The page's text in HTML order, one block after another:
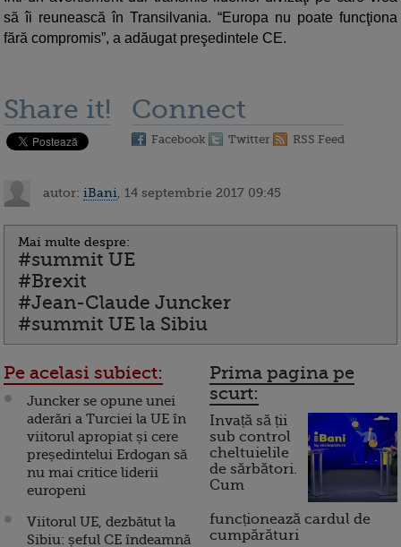
să îi reunească în Transilvania. “Europa nu poate funcţiona
fără compromis”, a adăugat preşedintele CE.
Share it! Connect
Facebook Twitter RSS Feed
autor: iBani , 14 septembrie 2017 09:45
Mai multe despre:
#summit UE
#Brexit
#Jean-Claude Juncker
#summit UE la Sibiu
Pe acelasi subiect:
Juncker se opune unei
aderări a Turciei la UE în
viitorul apropiat și cere
președintelui Erdogan să
nu mai critice liderii
europeni
Viitorul UE, dezbătut la
Sibiu: șeful CE îndeamnă
Prima pagina pe
scurt:
Invață să ții
sub control
cheltuielile
de sărbători.
Cum
funcționează cardul de
cumpărături